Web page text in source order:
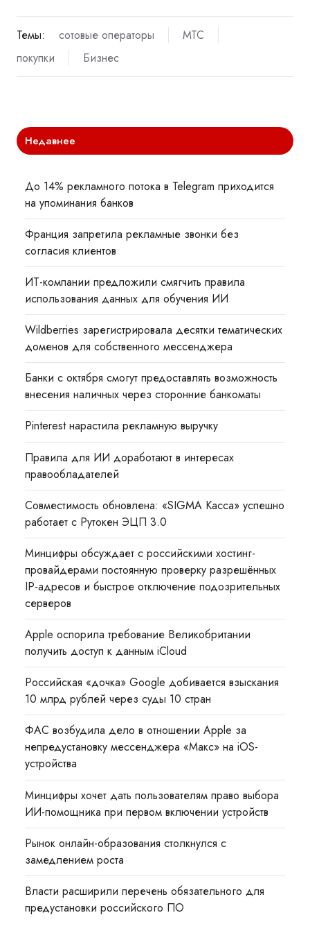
Темы: сотовые операторы
МТС
покупки
Бизнес
Недавнее
До 14% рекламного потока в Telegram приходится
на упоминания банков
Франция запретила рекламные звонки без
согласия клиентов
ИТ-компании предложили смягчить правила
использования данных для обучения ИИ
Wildberries зарегистрировала десятки тематических
доменов для собственного мессенджера
Банки с октября смогут предоставлять возможность
внесения наличных через сторонние банкоматы
Pinterest нарастила рекламную выручку
Правила для ИИ доработают в интересах
правообладателей
Совместимость обновлена: «SIGMA Касса» успешно
работает с Рутокен ЭЦП 3.0
Минцифры обсуждает с российскими хостинг-
провайдерами постоянную проверку разрешённых
IP-адресов и быстрое отключение подозрительных
серверов
Apple оспорила требование Великобритании
получить доступ к данным iCloud
Российская «дочка» Google добивается взыскания
10 млрд рублей через суды 10 стран
ФАС возбудила дело в отношении Apple за
непредустановку мессенджера «Макс» на iOS-
устройства
Минцифры хочет дать пользователям право выбора
ИИ-помощника при первом включении устройств
Рынок онлайн-образования столкнулся с
замедлением роста
Власти расширили перечень обязательного для
предустановки российского ПО